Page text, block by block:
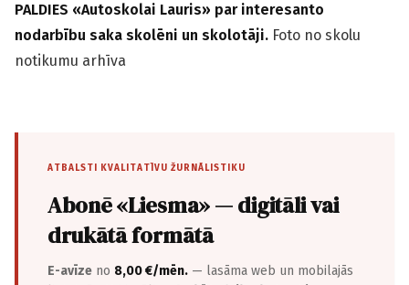
PALDIES «Autoskolai Lauris» par interesanto
nodarbību saka skolēni un skolotāji. Foto no skolu
notikumu arhīva
ATBALSTI KVALITATĪVU ŽURNĀLISTIKU
Abonē «Liesma» — digitāli vai
drukātā formātā
E-avīze no 8,00 €/mēn. — lasāma web un mobilajās